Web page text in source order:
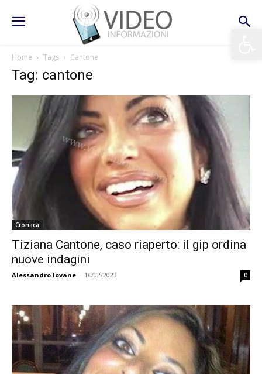
Home Tags Cantone
Tag: cantone
Cronaca
Tiziana Cantone, caso riaperto: il gip ordina
nuove indagini
Alessandro Iovane - 16/02/2023 0